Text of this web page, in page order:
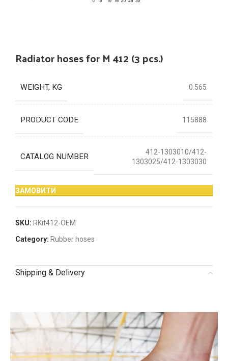
Radiator hoses for M 412 (3 pcs.)
WEIGHT, KG 0.565
PRODUCT CODE 115888
CATALOG NUMBER
412-1303010/412-
1303025/412-1303030
ЗАМОВИТИ
SKU: RKit412-OEM
Category: Rubber hoses
Shipping & Delivery